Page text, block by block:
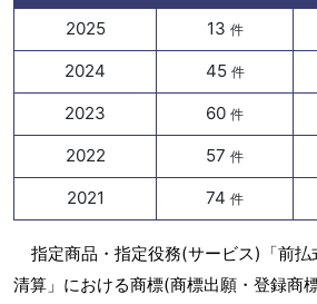
2025
13 件
2024 45 件
2023 60 件
2022 57 件
2021 74 件
指定商品・指定役務(サービス)「前
清算」における商標(商標出願・登録商